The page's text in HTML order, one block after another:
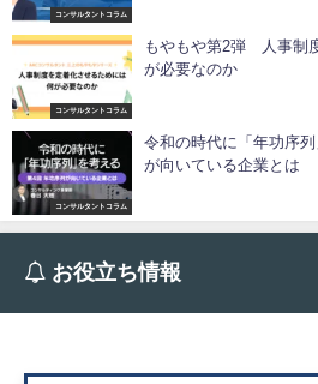
コンサルタントコラム
コンサルタントコラム
もやもや第2弾 人事制
が必要なのか
コンサルタントコラム
令和の時代に「年功序
が向いている企業とは
お役立ち情報